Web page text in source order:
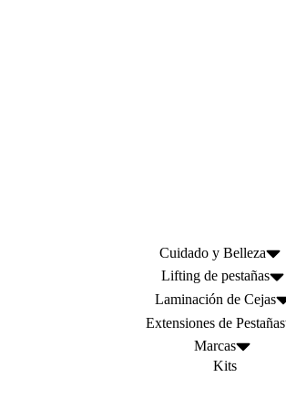
Cuidado y Belleza
Lifting de pestañas
Laminación de Cejas
Extensiones de Pestañas
Marcas
Kits